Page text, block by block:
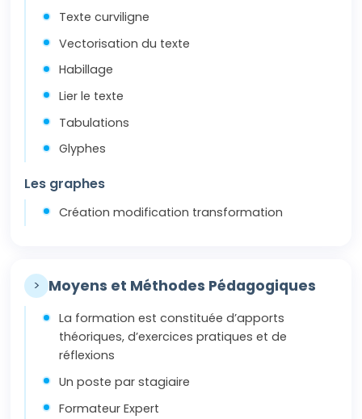
Texte curviligne
Vectorisation du texte
Habillage
Lier le texte
Tabulations
Glyphes
Les graphes
Création modification transformation
> Moyens et Méthodes Pédagogiques
La formation est constituée d’apports
théoriques, d’exercices pratiques et de
réflexions
Un poste par stagiaire
Formateur Expert